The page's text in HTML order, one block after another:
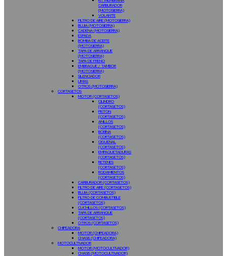
CARBURADOR
(MOTOSIERRA)
VOLANTE
FILTRO DE AIRE (MOTOSIERRA)
BUJIA (MOTOSIERRA)
CADENA (MOTOSIERRA)
ESPADA
BOMBA DE ACEITE
(MOTOSIERRA)
TAPA DE ARRANQUE
(MOTOSIERRA)
TAPA DE FRENO
EMBRAGUE / TAMBOR
(MOTOSIERRA)
SILENCIADOR
LIMAS
OTROS (MOTOSIERRA)
CORTASETOS
MOTOR (CORTASETOS)
CILINDRO
(CORTASETOS)
PISTON
(CORTASETOS)
ANILLOS
(CORTASETOS)
BOBINA
(CORTASETOS)
CIGUEÑAL
(CORTASETOS)
EMPAQUETADURAS
(CORTASETOS)
RETENES
(CORTASETOS)
RODAMIENTOS
(CORTASETOS)
CARBURADOR (CORTASETOS)
FILTRO DE AIRE (CORTASETOS)
BUJIA (CORTASETOS)
FILTRO DE COMBUSTIBLE
(CORTASETOS)
CUCHILLOS (CORTASETOS)
TAPA DE ARRANQUE
(CORTASETOS)
OTROS (CORTASETOS)
CHIPEADORA
MOTOR (CHIPEADORA)
CHASIS (CHIPEADORA)
MOTOCULTIVADOR
MOTOR (MOTOCULTIVADOR)
CHASIS (MOTOCULTIVADOR)